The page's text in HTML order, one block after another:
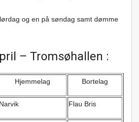
og en på søndag samt dømme
– Tromsøhallen :
Hjemmelag Bortelag
Narvik Flau Bris